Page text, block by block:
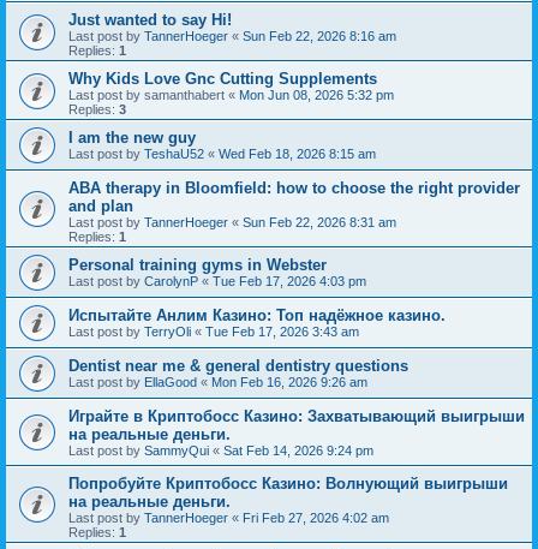
Just wanted to say Hi!
Last post by TannerHoeger « Sun Feb 22, 2026 8:16 am
Replies: 1
Why Kids Love Gnc Cutting Supplements
Last post by samanthabert « Mon Jun 08, 2026 5:32 pm
Replies: 3
I am the new guy
Last post by TeshaU52 « Wed Feb 18, 2026 8:15 am
ABA therapy in Bloomfield: how to choose the right provider
and plan
Last post by TannerHoeger « Sun Feb 22, 2026 8:31 am
Replies: 1
Personal training gyms in Webster
Last post by CarolynP « Tue Feb 17, 2026 4:03 pm
Испытайте Анлим Казино: Топ надёжное казино.
Last post by TerryOli « Tue Feb 17, 2026 3:43 am
Dentist near me & general dentistry questions
Last post by EllaGood « Mon Feb 16, 2026 9:26 am
Играйте в Криптобосс Казино: Захватывающий выигрыши
на реальные деньги.
Last post by SammyQui « Sat Feb 14, 2026 9:24 pm
Попробуйте Криптобосс Казино: Волнующий выигрыши
на реальные деньги.
Last post by TannerHoeger « Fri Feb 27, 2026 4:02 am
Replies: 1